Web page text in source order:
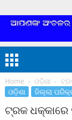
Home ଓଡ଼ିଶା
ଓଡ଼ିଶା ଜିଲ୍ଲା
ଟ୍ରକ ଧକ୍କାରେ